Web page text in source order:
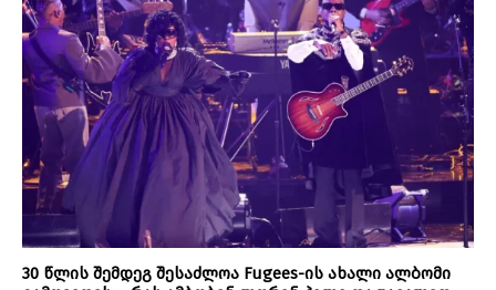
30 წლის შემდეგ შესაძლოა Fugees-ის ახალი ალბომი